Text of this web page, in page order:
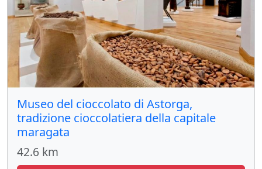
Museo del cioccolato di Astorga,
tradizione cioccolatiera della capitale
maragata
42.6 km